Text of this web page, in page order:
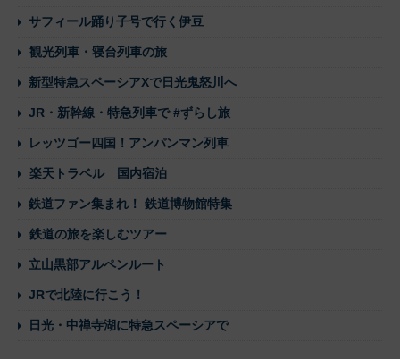
サフィール踊り子号で行く伊豆
観光列車・寝台列車の旅
新型特急スペーシアXで日光鬼怒川へ
JR・新幹線・特急列車で #ずらし旅
レッツゴー四国！アンパンマン列車
楽天トラベル 国内宿泊
鉄道ファン集まれ！ 鉄道博物館特集
鉄道の旅を楽しむツアー
立山黒部アルペンルート
JRで北陸に行こう！
日光・中禅寺湖に特急スペーシアで